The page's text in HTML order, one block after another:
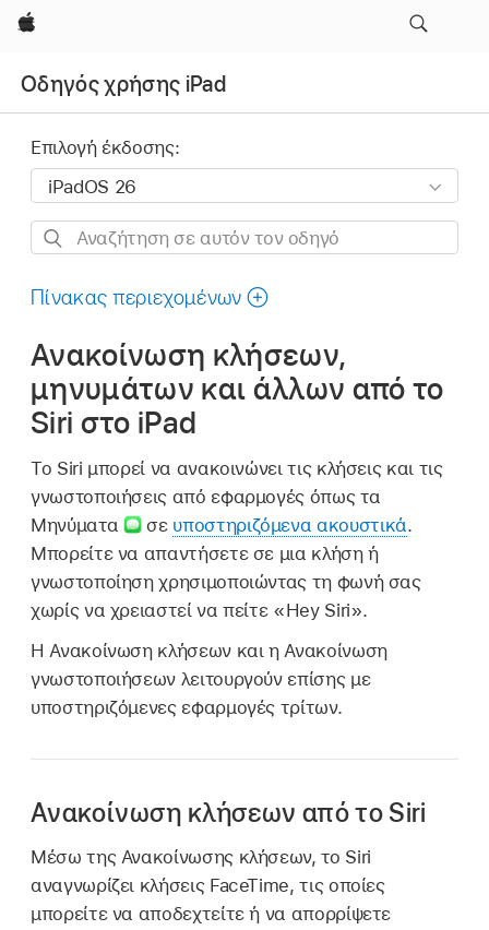
Apple
Οδηγός χρήσης iPad
Επιλογή έκδοσης:
Αναζήτηση
αυτόν
οδηγό
Πίνακας περιεχομένων
Ανακοίνωση κλήσεων,
μηνυμάτων και άλλων από το
Siri στο iPad
Το Siri μπορεί να ανακοινώνει τις κλήσεις και τις
γνωστοποιήσεις από εφαρμογές όπως τα
Μηνύματα
σε υποστηριζόμενα ακουστικά.
Μπορείτε να απαντήσετε σε μια κλήση ή
γνωστοποίηση χρησιμοποιώντας τη φωνή σας
χωρίς να χρειαστεί να πείτε «Hey Siri».
Η Ανακοίνωση κλήσεων και η Ανακοίνωση
γνωστοποιήσεων λειτουργούν επίσης με
υποστηριζόμενες εφαρμογές τρίτων.
Ανακοίνωση κλήσεων από το Siri
Μέσω της Ανακοίνωσης κλήσεων, το Siri
αναγνωρίζει κλήσεις FaceTime, τις οποίες
μπορείτε να αποδεχτείτε ή να απορρίψετε